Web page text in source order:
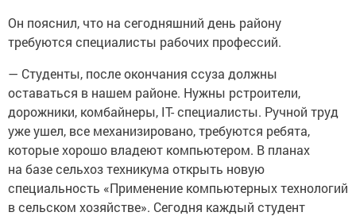
Он пояснил, что на сегодняшний день району
требуются специалисты рабочих профессий.
— Студенты, после окончания ссуза должны
оставаться в нашем районе. Нужны рстроители,
дорожники, комбайнеры, IT- специалисты. Ручной труд
уже ушел, все механизировано, требуются ребята,
которые хорошо владеют компьютером. В планах
на базе сельхоз техникума открыть новую
специальность «Применение компьютерных технологий
в сельском хозяйстве». Сегодня каждый студент